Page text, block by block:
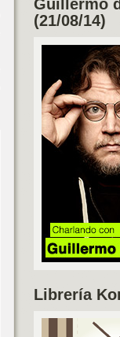
Guillermo
(21/08/14)
Librería